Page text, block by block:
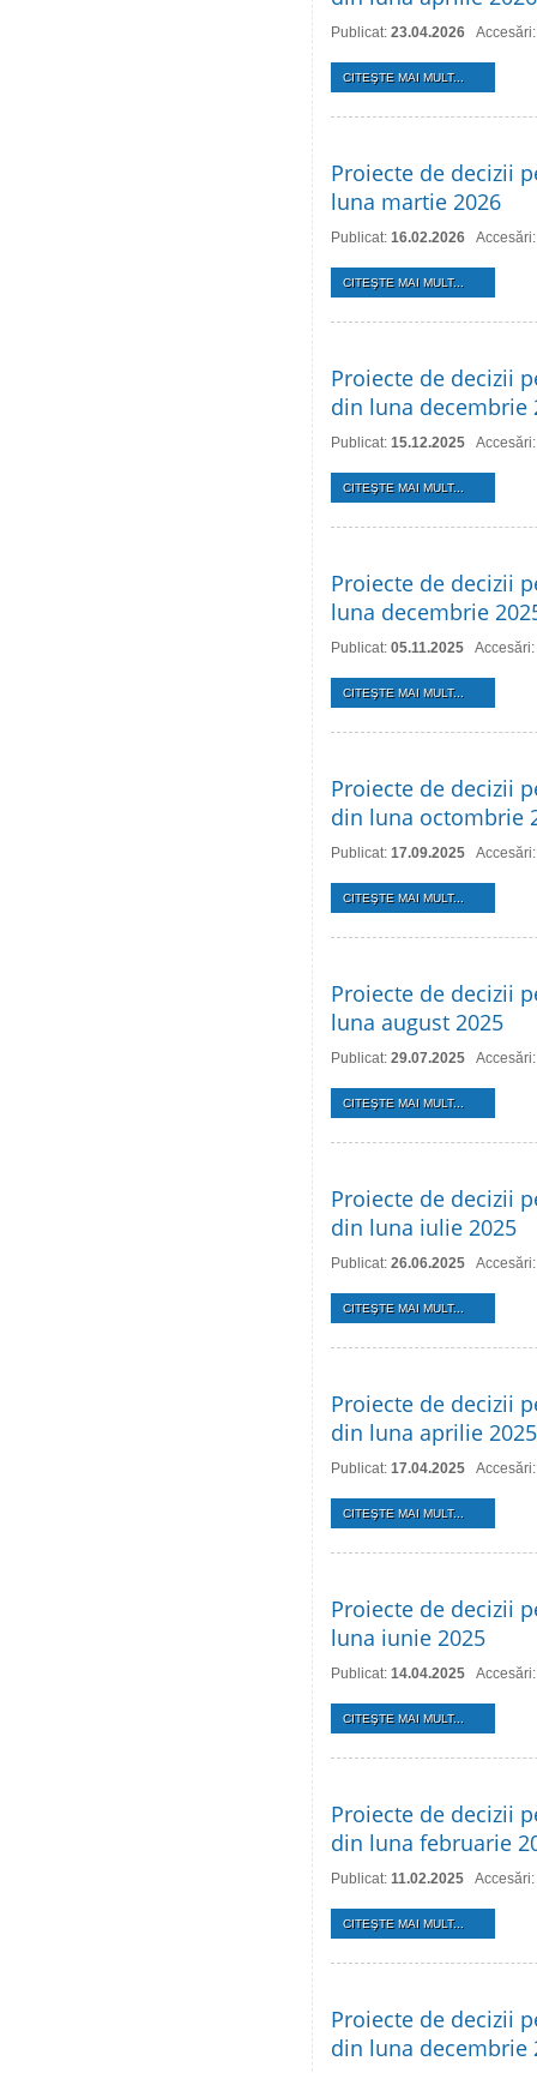
Publicat: 23.04.2026
CITEŞTE MAI MULT...
Proiecte de decizii
luna martie 2026
Publicat: 16.02.2026
CITEŞTE MAI MULT...
Proiecte de decizii
din luna decembrie
Publicat: 15.12.2025
CITEŞTE MAI MULT...
Proiecte de decizii
luna decembrie
Publicat: 05.11.2025
CITEŞTE MAI MULT...
Proiecte de decizii
din luna octombrie
Publicat: 17.09.2025
CITEŞTE MAI MULT...
Proiecte de decizii
luna august 2025
Publicat: 29.07.2025
CITEŞTE MAI MULT...
Proiecte de decizii
din luna iulie 2025
Publicat: 26.06.2025
CITEŞTE MAI MULT...
Proiecte de decizii
din luna aprilie 2025
Publicat: 17.04.2025
CITEŞTE MAI MULT...
Proiecte de decizii
luna iunie 2025
Publicat: 14.04.2025
CITEŞTE MAI MULT...
Proiecte de decizii
din luna februarie
Publicat: 11.02.2025
CITEŞTE MAI MULT...
Proiecte de decizii
din luna decembrie